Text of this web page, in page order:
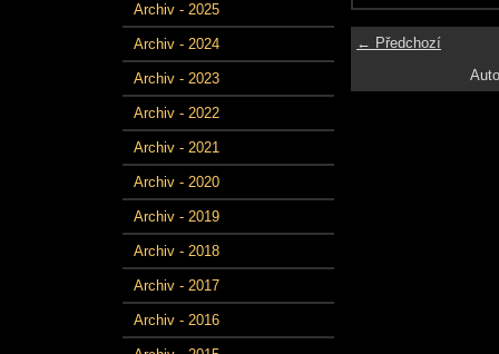
Archiv - 2025
Archiv - 2024
Archiv - 2023
Archiv - 2022
Archiv - 2021
Archiv - 2020
Archiv - 2019
Archiv - 2018
Archiv - 2017
Archiv - 2016
← Předchozí